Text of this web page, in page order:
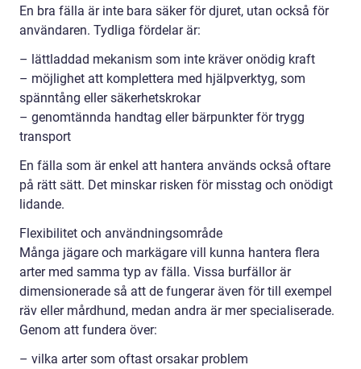
En bra fälla är inte bara säker för djuret, utan också för
användaren. Tydliga fördelar är:
– lättladdad mekanism som inte kräver onödig kraft
– möjlighet att komplettera med hjälpverktyg, som
spänntång eller säkerhetskrokar
– genomtännda handtag eller bärpunkter för trygg
transport
En fälla som är enkel att hantera används också oftare
på rätt sätt. Det minskar risken för misstag och onödigt
lidande.
Flexibilitet och användningsområde
Många jägare och markägare vill kunna hantera flera
arter med samma typ av fälla. Vissa burfällor är
dimensionerade så att de fungerar även för till exempel
räv eller mårdhund, medan andra är mer specialiserade.
Genom att fundera över:
– vilka arter som oftast orsakar problem